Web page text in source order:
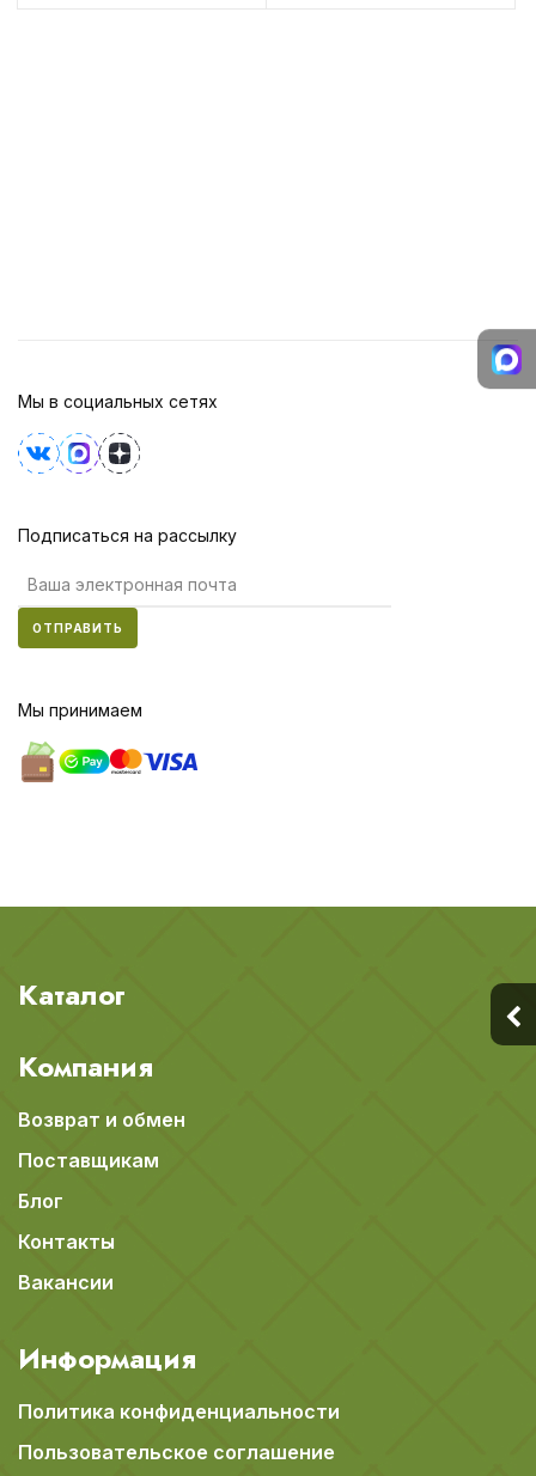
Мы в социальных сетях
Подписаться на рассылку
ОТПРАВИТЬ
Мы принимаем
Каталог
Компания
Возврат и обмен
Поставщикам
Блог
Контакты
Вакансии
Информация
Политика конфиденциальности
Пользовательское соглашение